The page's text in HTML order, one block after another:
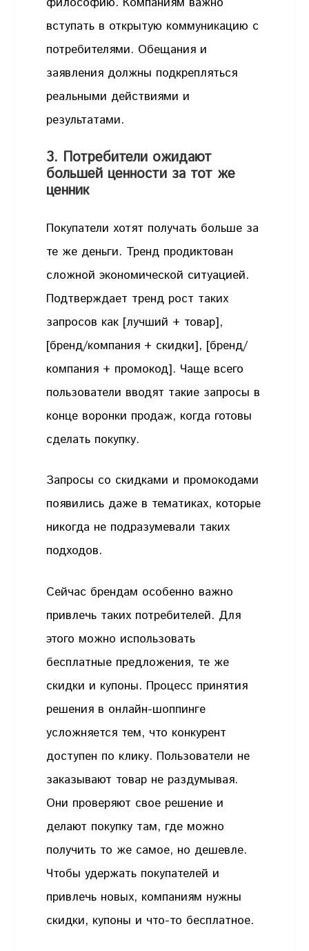
вступать в открытую коммуникацию с
потребителями. Обещания и
заявления должны подкрепляться
реальными действиями и
результатами.
3. Потребители ожидают
большей ценности за тот же
ценник
Покупатели хотят получать больше за
те же деньги. Тренд продиктован
сложной экономической ситуацией.
Подтверждает тренд рост таких
запросов как [лучший + товар],
[бренд/компания + скидки], [бренд/
компания + промокод]. Чаще всего
пользователи вводят такие запросы в
конце воронки продаж, когда готовы
сделать покупку.
Запросы со скидками и промокодами
появились даже в тематиках, которые
никогда не подразумевали таких
подходов.
Сейчас брендам особенно важно
привлечь таких потребителей. Для
этого можно использовать
бесплатные предложения, те же
скидки и купоны. Процесс принятия
решения в онлайн-шоппинге
усложняется тем, что конкурент
доступен по клику. Пользователи не
заказывают товар не раздумывая.
Они проверяют свое решение и
делают покупку там, где можно
получить то же самое, но дешевле.
Чтобы удержать покупателей и
привлечь новых, компаниям нужны
скидки, купоны и что-то бесплатное.